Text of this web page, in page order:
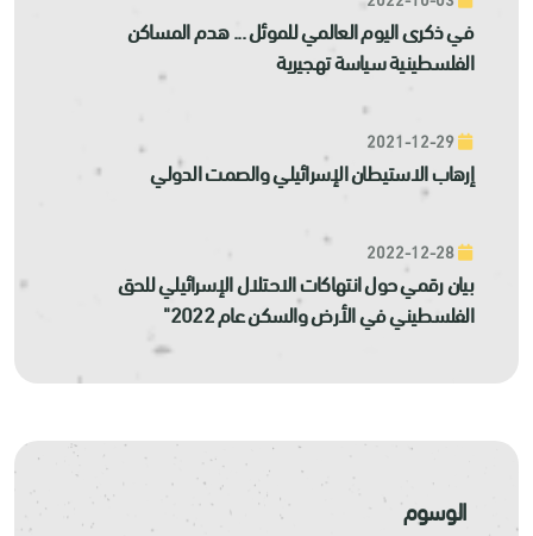
في ذكرى اليوم العالمي للموئل ... هدم المساكن
الفلسطينية سياسة تهجيرية
إرهاب الاستيطان الإسرائيلي والصمت الدولي
بيان رقمي حول انتهاكات الاحتلال الإسرائيلي للحق
الفلسطيني في الأرض والسكن عام 2022"
الوسوم